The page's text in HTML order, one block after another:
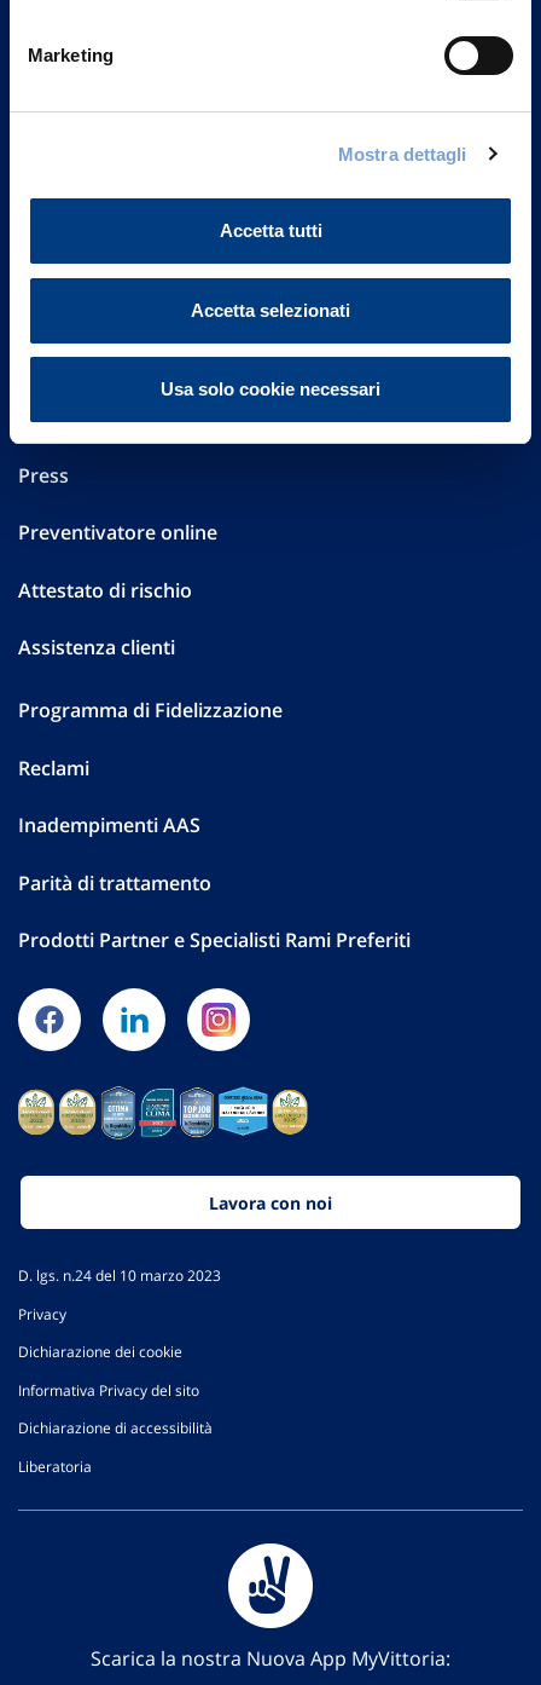
Marketing
Mostra dettagli
Accetta tutti
Accetta selezionati
Usa solo cookie necessari
Part. IVA 01329510158
Sostenibilità
Performances
Press
Preventivatore online
Attestato di rischio
Assistenza clienti
Programma di Fidelizzazione
Reclami
Inadempimenti AAS
Parità di trattamento
Prodotti Partner e Specialisti Rami Preferiti
Lavora con noi
D. lgs. n.24 del 10 marzo 2023
Privacy
Dichiarazione dei cookie
Informativa Privacy del sito
Dichiarazione di accessibilità
Liberatoria
Scarica la nostra Nuova App MyVittoria: